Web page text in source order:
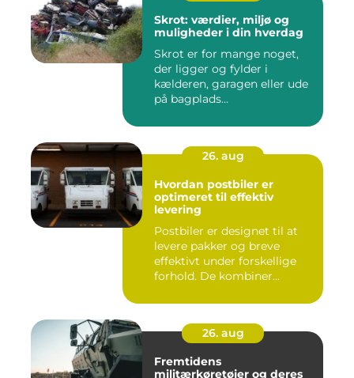
Skrot: værdier, miljø og
muligheder i din hverdag
Skrot er for mange noget,
der ligger og fylder i
kælderen, garagen eller ude
på bagplads...
26. aug
Hvordan postbiler er
optimeret til effektiv
levering
Postbiler er designet til at
levere pakker og breve
effektivt under forskellige
forhold. De kombiner...
26. aug
Fremtidens
militærkøretøjer og deres